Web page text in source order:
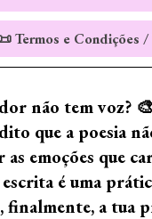
Termos e Condições
não tem voz?
que a poesia
emoções que
é uma
a tua